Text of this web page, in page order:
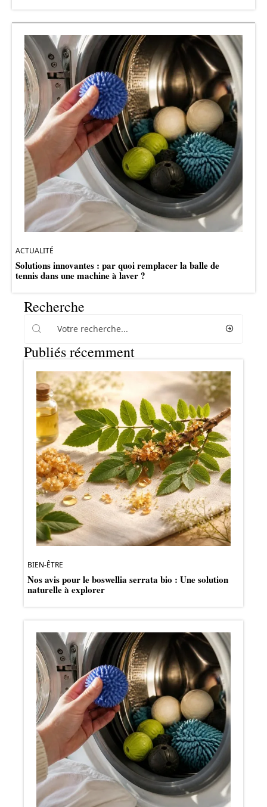
ACTUALITÉ
Solutions innovantes : par quoi remplacer la balle de
tennis dans une machine à laver ?
Recherche
Publiés récemment
BIEN-ÊTRE
Nos avis pour le boswellia serrata bio : Une solution
naturelle à explorer